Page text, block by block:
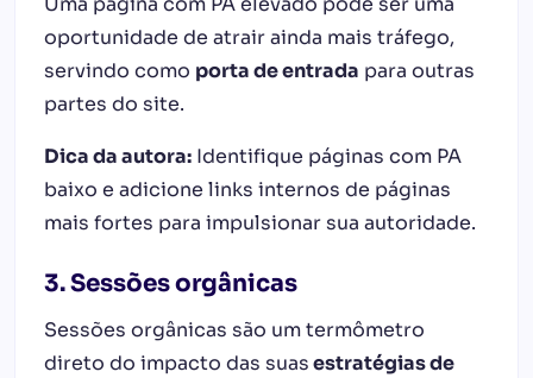
oportunidade de atrair ainda mais tráfego,
servindo como porta de entrada para outras
partes do site.
Dica da autora: Identifique páginas com PA
baixo e adicione links internos de páginas
mais fortes para impulsionar sua autoridade.
3. Sessões orgânicas
Sessões orgânicas são um termômetro
direto do impacto das suasestratégias de